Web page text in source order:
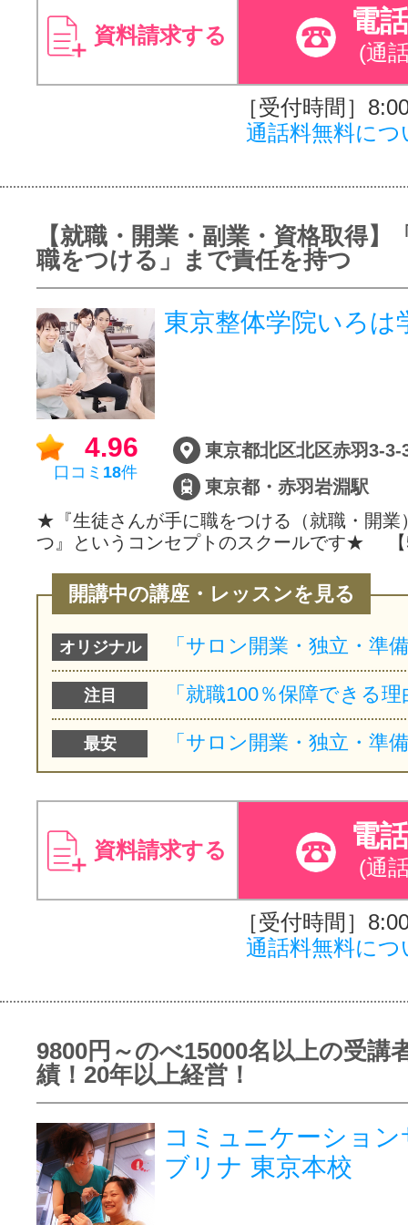
資料請求する 電
(通
［受付時間］
通話料無料につ
【就職・開業・副業・資格取得】
職をつける」まで責任を持つ
東京整体学院いろは
4.96
口コミ 18件
東京都北区北区赤羽3-3-
東京都・赤羽岩淵駅
★『生徒さんが手に職をつける（就職・開業
つ』というコンセプトのスクールです★
開講中の講座・レッスンを見る
オリジナル
注目
最安
資料請求する 電
(通
［受付時間］
通話料無料につ
9800円～のべ15000名以上の受講
績！20年以上経営！
コミュニケーショ
ブリナ 東京本校